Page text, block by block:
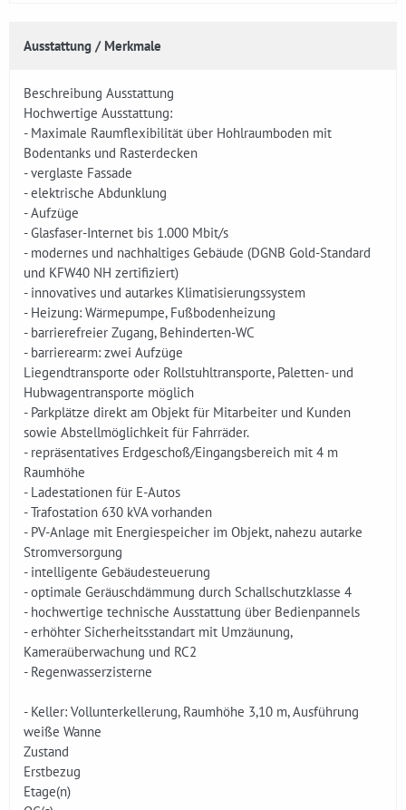
Ausstattung / Merkmale
Beschreibung Ausstattung
Hochwertige Ausstattung:
- Maximale Raumflexibilität über Hohlraumboden mit
Bodentanks und Rasterdecken
- verglaste Fassade
- elektrische Abdunklung
- Aufzüge
- Glasfaser-Internet bis 1.000 Mbit/s
- modernes und nachhaltiges Gebäude (DGNB Gold-Standard
und KFW40 NH zertifiziert)
- innovatives und autarkes Klimatisierungssystem
- Heizung: Wärmepumpe, Fußbodenheizung
- barrierefreier Zugang, Behinderten-WC
- barrierearm: zwei Aufzüge
Liegendtransporte oder Rollstuhltransporte, Paletten- und
Hubwagentransporte möglich
- Parkplätze direkt am Objekt für Mitarbeiter und Kunden
sowie Abstellmöglichkeit für Fahrräder.
- repräsentatives Erdgeschoß/Eingangsbereich mit 4 m
Raumhöhe
- Ladestationen für E-Autos
- Trafostation 630 kVA vorhanden
- PV-Anlage mit Energiespeicher im Objekt, nahezu autarke
Stromversorgung
- intelligente Gebäudesteuerung
- optimale Geräuschdämmung durch Schallschutzklasse 4
- hochwertige technische Ausstattung über Bedienpannels
- erhöhter Sicherheitsstandart mit Umzäunung,
Kameraüberwachung und RC2
- Regenwasserzisterne
- Keller: Vollunterkellerung, Raumhöhe 3,10 m, Ausführung
weiße Wanne
Zustand
Erstbezug
Etage(n)